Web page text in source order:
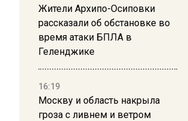
Жители Архипо-Осиповки
рассказали об обстановке во
время атаки БПЛА в
Геленджике
16:19
Москву и область накрыла
гроза с ливнем и ветром